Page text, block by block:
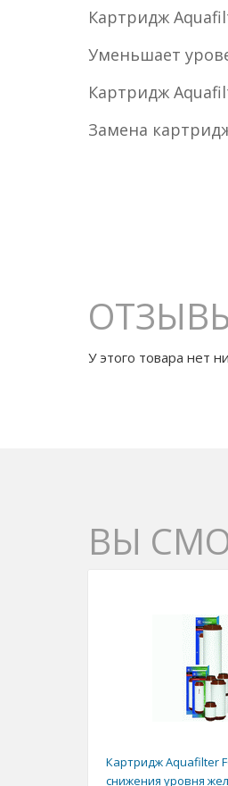
Картридж
Уменьшает
Картридж
Замена
У этого товара нет
ВЫ
Картридж Aquafilter
снижения уровня